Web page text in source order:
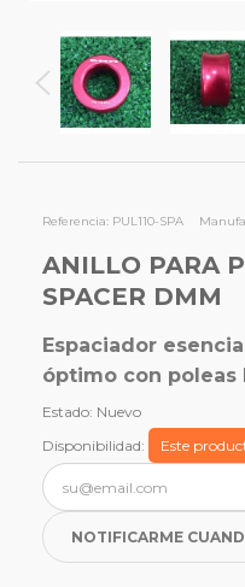
Referencia: PUL110-SPA
ANILLO PARA
SPACER DMM
Espaciador
óptimo con poleas
Estado: Nuevo
Disponibilidad:
Este
NOTIFICARME